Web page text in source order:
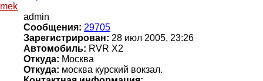
mek
admin
Сообщения: 29705
Зарегистрирован: 28 июл 2005, 23:26
Автомобиль: RVR X2
Откуда: Москва
Откуда: москва курский вокзал.